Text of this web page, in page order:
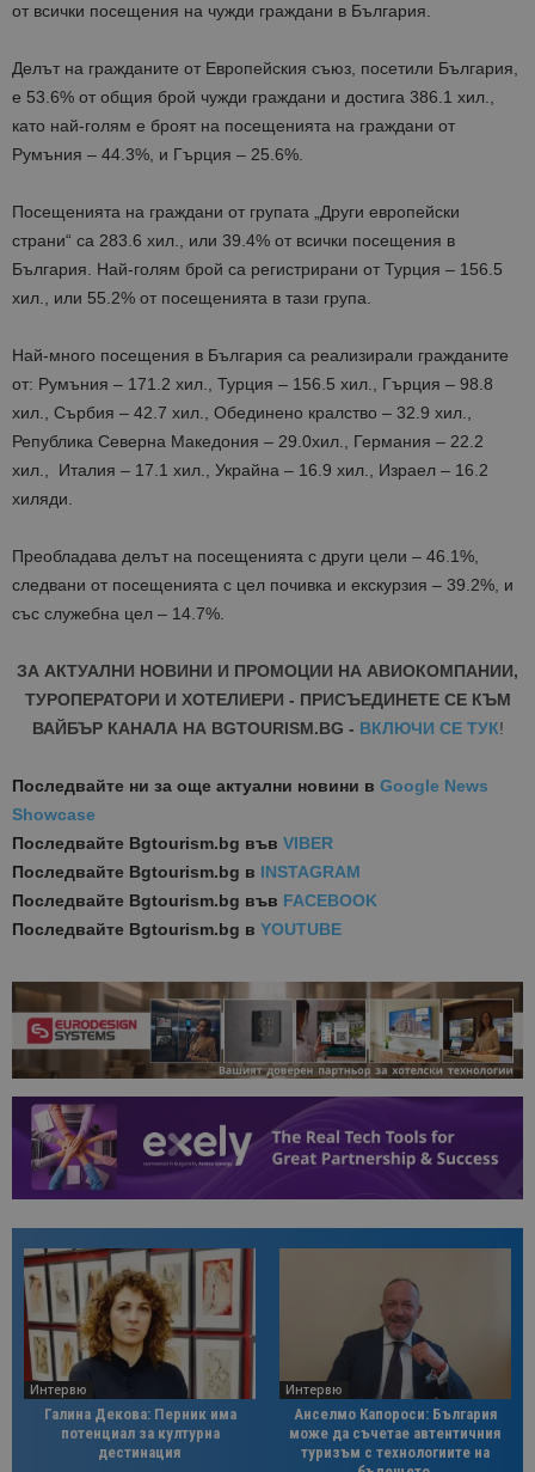
от всички посещения на чужди граждани в България.
Делът на гражданите от Европейския съюз, посетили България,
е 53.6% от общия брой чужди граждани и достига 386.1 хил.,
като най-голям е броят на посещенията на граждани от
Румъния – 44.3%, и Гърция – 25.6%.
Посещенията на граждани от групата „Други европейски
страни“ са 283.6 хил., или 39.4% от всички посещения в
България. Най-голям брой са регистрирани от Турция – 156.5
хил., или 55.2% от посещенията в тази група.
Най-много посещения в България са реализирали гражданите
от: Румъния – 171.2 хил., Турция – 156.5 хил., Гърция – 98.8
хил., Сърбия – 42.7 хил., Обединено кралство – 32.9 хил.,
Република Северна Македония – 29.0хил., Германия – 22.2
хил., Италия – 17.1 хил., Украйна – 16.9 хил., Израел – 16.2
хиляди.
Преобладава делът на посещенията с други цели – 46.1%,
следвани от посещенията с цел почивка и екскурзия – 39.2%, и
със служебна цел – 14.7%.
ЗА АКТУАЛНИ НОВИНИ И ПРОМОЦИИ НА АВИОКОМПАНИИ,
ТУРОПЕРАТОРИ И ХОТЕЛИЕРИ - ПРИСЪЕДИНЕТЕ СЕ КЪМ
ВАЙБЪР КАНАЛА НА BGTOURISM.BG - ВКЛЮЧИ СЕ ТУК!
Последвайте ни за още актуални новини в Google News
Showcase
Последвайте Bgtourism.bg във VIBER
Последвайте Bgtourism.bg в INSTAGRAM
Последвайте Bgtourism.bg във FACEBOOK
Последвайте Bgtourism.bg в YOUTUBE
Интервю
Галина Декова: Перник има
потенциал за културна
дестинация
Интервю
Анселмо Капороси: България
може да съчетае автентичния
туризъм с технологиите на